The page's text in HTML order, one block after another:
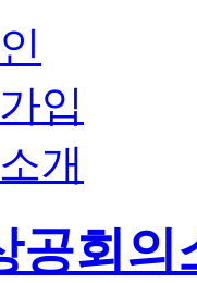
입
개
공회의